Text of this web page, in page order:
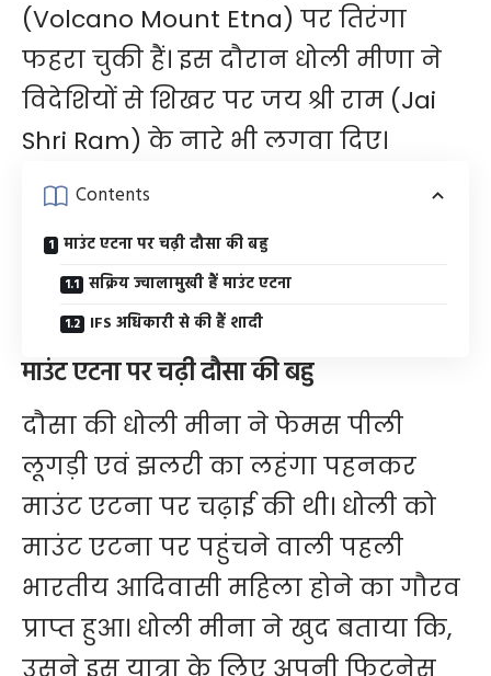
(Volcano Mount Etna) पर तिरंगा
फहरा चुकी हैं। इस दौरान धोली मीणा ने
विदेशियों से शिखर पर जय श्री राम (Jai
Shri Ram) के नारे भी लगवा दिए।
Contents
माउंट एटना पर चढ़ी दौसा की बहु
सक्रिय ज्वालामुखी हैं माउंट एटना
IFS अधिकारी से की हैं शादी
माउंट एटना पर चढ़ी दौसा की बहु
दौसा की धोली मीना ने फेमस पीली
लूगड़ी एवं झलरी का लहंगा पहनकर
माउंट एटना पर चढ़ाई की थी। धोली को
माउंट एटना पर पहुंचने वाली पहली
भारतीय आदिवासी महिला होने का गौरव
प्राप्त हुआ। धोली मीना ने खुद बताया कि,
उसने इस यात्रा के लिए अपनी फिटनेस